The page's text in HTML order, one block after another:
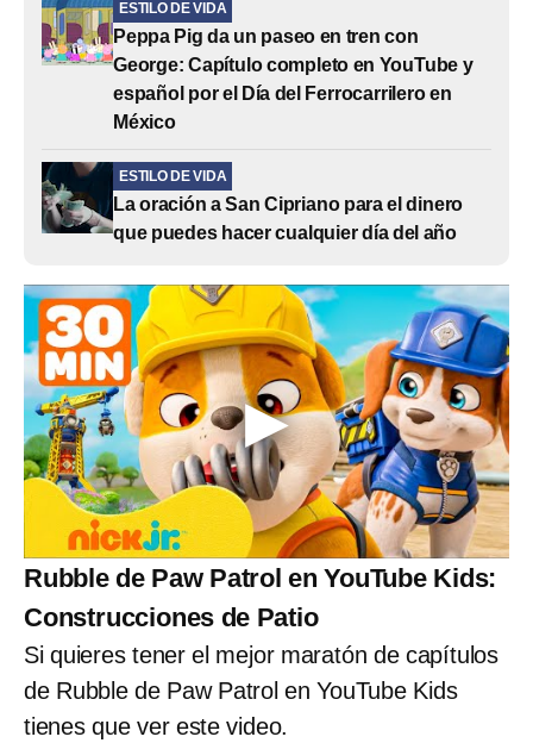
ESTILO DE VIDA
Peppa Pig da un paseo en tren con
George: Capítulo completo en YouTube y
español por el Día del Ferrocarrilero en
México
ESTILO DE VIDA
La oración a San Cipriano para el dinero
que puedes hacer cualquier día del año
Rubble de Paw Patrol en YouTube Kids:
Construcciones de Patio
Si quieres tener el mejor maratón de capítulos
de Rubble de Paw Patrol en YouTube Kids
tienes que ver este video.